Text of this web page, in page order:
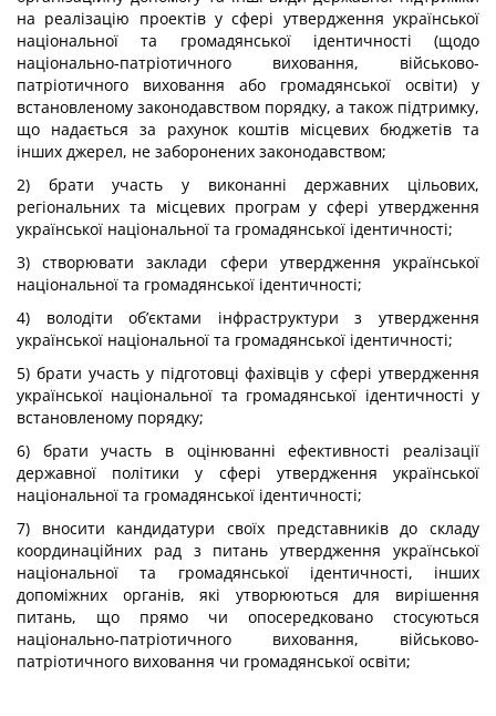
на реалізацію проектів у сфері утвердження української
національної та громадянської ідентичності (щодо
національно-патріотичного виховання, військово-
патріотичного виховання або громадянської освіти) у
встановленому законодавством порядку, а також підтримку,
що надається за рахунок коштів місцевих бюджетів та
інших джерел, не заборонених законодавством;
2) брати участь у виконанні державних цільових,
регіональних та місцевих програм у сфері утвердження
української національної та громадянської ідентичності;
3) створювати заклади сфери утвердження української
національної та громадянської ідентичності;
4) володіти об’єктами інфраструктури з утвердження
української національної та громадянської ідентичності;
5) брати участь у підготовці фахівців у сфері утвердження
української національної та громадянської ідентичності у
встановленому порядку;
6) брати участь в оцінюванні ефективності реалізації
державної політики у сфері утвердження української
національної та громадянської ідентичності;
7) вносити кандидатури своїх представників до складу
координаційних рад з питань утвердження української
національної та громадянської ідентичності, інших
допоміжних органів, які утворюються для вирішення
питань, що прямо чи опосередковано стосуються
національно-патріотичного виховання, військово-
патріотичного виховання чи громадянської освіти;